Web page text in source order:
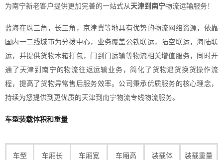
为南宁新老客户提供更加完善的一站式从 天津到南宁物流运输服务！
蓝海在珠三角，长三角，京津冀等地具有优势的物流网络资源，依靠
国内一二线城市为分拨中心，业务覆盖公铁联运，陆空联运，海陆联
运，并提供货物木箱打包，门到门运输等物流相关增值服务，同时开
通了天津到南宁的物流往返运输业务，简化了货物退货换货操作流
程，提高了货物异常售后服务效率。公司秉承优质服务的核心理念，
持续为您提供到更优质的天津到南宁物流专线物流服务。
车型装载体积和重量
车型
车厢长
车厢宽
车厢高
装载体
装载重量